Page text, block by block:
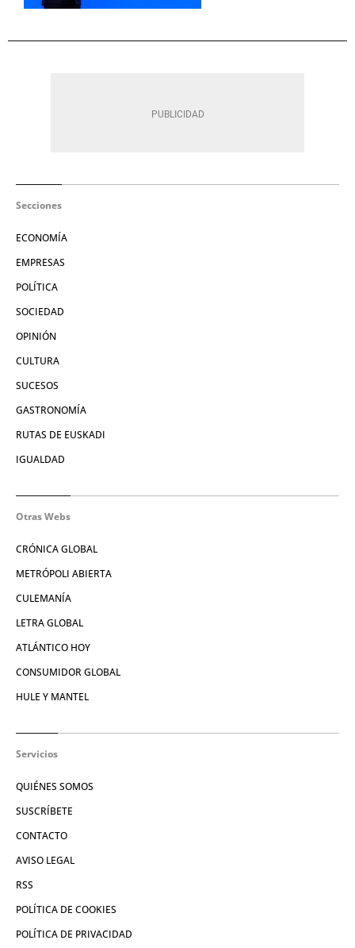
Secciones
ECONOMÍA
EMPRESAS
POLÍTICA
SOCIEDAD
OPINIÓN
CULTURA
SUCESOS
GASTRONOMÍA
RUTAS DE EUSKADI
IGUALDAD
Otras Webs
CRÓNICA GLOBAL
METRÓPOLI ABIERTA
CULEMANÍA
LETRA GLOBAL
ATLÁNTICO HOY
CONSUMIDOR GLOBAL
HULE Y MANTEL
Servicios
QUIÉNES SOMOS
SUSCRÍBETE
CONTACTO
AVISO LEGAL
RSS
POLÍTICA DE COOKIES
POLÍTICA DE PRIVACIDAD